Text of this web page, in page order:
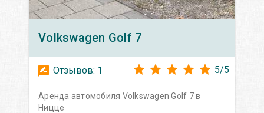
Volkswagen Golf 7
Отзывов: 1 5/5
Аренда автомобиля Volkswagen Golf 7 в
Ницце